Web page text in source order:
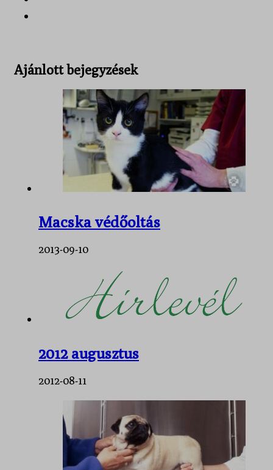
Ajánlott bejegyzések
Macska védőoltás
2013-09-10
2012 augusztus
2012-08-11